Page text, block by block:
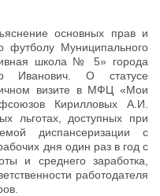
основных прав и
футболу Муниципального
школа № 5» города
Иванович. О статусе
визите в МФЦ «Мои
Кирилловых А.И.
льготах, доступных при
диспансеризации с
дня один раз в год с
и среднего заработка,
работодателя